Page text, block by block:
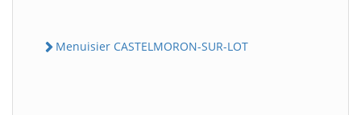
Menuisier CASTELMORON-SUR-LOT